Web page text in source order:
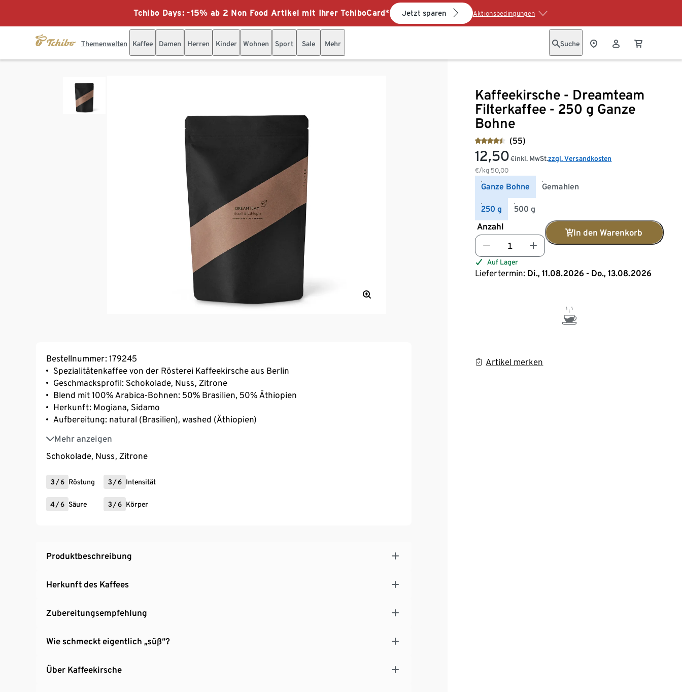
Tchibo Days: -15% ab 2 Non Food Artikel mit Ihrer TchiboCard* Jetzt sparen Aktionsbedingungen
Themenwelten Kaffee Damen Herren Kinder Wohnen Sport Sale Mehr Suche
Kaffeekirsche - Dreamteam
Filterkaffee - 250 g Ganze
Bohne
(55)
12,50 €
€/kg 50,00
inkl. MwSt.zzgl. Versandkosten
Ganze Bohne Gemahlen
250 g 500 g
Anzahl
In den Warenkorb
Auf Lager
Liefertermin: Di., 11.08.2026 - Do., 13.08.2026
Artikel merken
Bestellnummer: 179245
Spezialitätenkaffee von der Rösterei Kaffeekirsche aus Berlin
Geschmacksprofil: Schokolade, Nuss, Zitrone
Blend mit 100% Arabica-Bohnen: 50% Brasilien, 50% Äthiopien
Herkunft: Mogiana, Sidamo
Aufbereitung: natural (Brasilien), washed (Äthiopien)
Mehr anzeigen
Varietät: Mixed Heirloom (Äthiopien), Caturra & Catuai (Brasilien)
Schokolade, Nuss, Zitrone
3 /6 Röstung 3 /6 Intensität
4/6 Säure 3 /6 Körper
Produktbeschreibung
Herkunft des Kaffees
Zubereitungsempfehlung
Wie schmeckt eigentlich „süß“?
Über Kaffeekirsche